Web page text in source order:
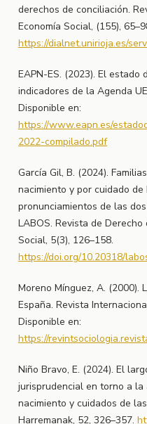
derechos de conciliación.
Economía Social, (155),
https://dialnet.unirioja.es/
EAPN-ES. (2023). El
indicadores de la Agenda
Disponible en:
https://www.eapn.es/
2022-compilado.pdf
García Gil, B. (2024).
nacimiento y por cuidado
pronunciamientos de las
LABOS. Revista de
Social, 5(3), 126–158.
https://doi.org/10.20318/
Moreno Mínguez, A. (2000).
España. Revista
Disponible en:
https://
Niño Bravo, E. (2024). El
jurisprudencial en torno a
nacimiento y cuidados de
Harremanak, 52, 326–357.